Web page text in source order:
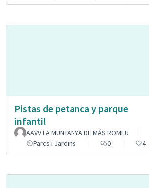
Pistas de petanca y parque
infantil
AAVV LA MUNTANYA DE MÁS ROMEU
Parcs i Jardins
0 4